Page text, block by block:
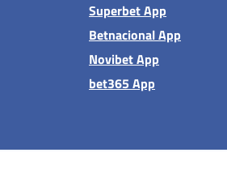
Superbet App
Betnacional App
Novibet App
bet365 App